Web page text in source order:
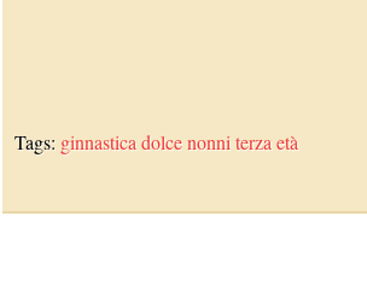
Tags: ginnastica dolce nonni terza età